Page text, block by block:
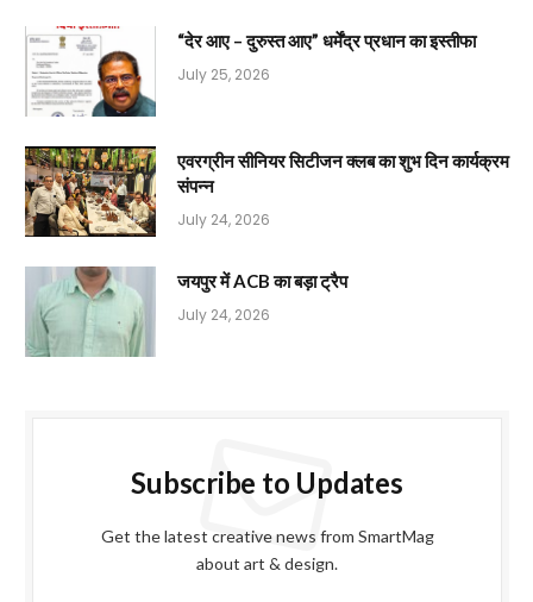
“देर आए – दुरुस्त आए” धर्मेंद्र प्रधान का इस्तीफा
July 25, 2026
एवरग्रीन सीनियर सिटीजन क्लब का शुभ दिन कार्यक्रम
संपन्न
July 24, 2026
जयपुर में ACB का बड़ा ट्रैप
July 24, 2026
Subscribe to Updates
Get the latest creative news from SmartMag
about art & design.